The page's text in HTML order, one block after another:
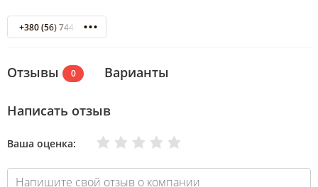
+380 (56) 744-34-10
Отзывы 0 Варианты
Написать отзыв
Ваша оценка: Отлично
Хорошо
Нормально
Плохо
Очень плохо